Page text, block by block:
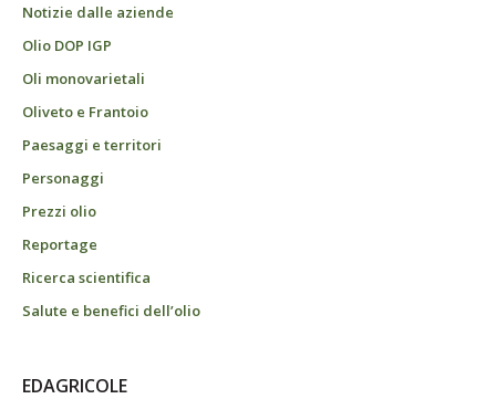
Notizie dalle aziende
Olio DOP IGP
Oli monovarietali
Oliveto e Frantoio
Paesaggi e territori
Personaggi
Prezzi olio
Reportage
Ricerca scientifica
Salute e benefici dell’olio
EDAGRICOLE